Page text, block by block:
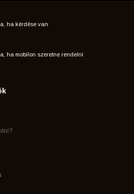
ha kérdése van
ha mobilon szeretne rendelni